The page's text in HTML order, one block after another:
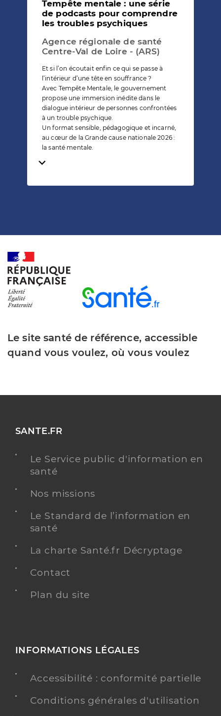
Tempête mentale : une série
de podcasts pour comprendre
les troubles psychiques
Agence régionale de santé
Centre-Val de Loire - (ARS)
Et si l’on écoutait enfin ce qui se passe à
l’intérieur d’une tête en souffrance ?
Avec Tempête Mentale, le gouvernement
propose une immersion inédite dans le
dialogue intérieur de personnes confrontées
à un trouble psychique.
Un format sensible, pédagogique et incarné,
au cœur de la Grande cause nationale 2026 :
la santé mentale.
Temps de lecture
Le site santé de référence, accessible
quand vous voulez, où vous voulez
SANTE.FR
Le Service public d'information en
santé
Nos missions
Le Standard de l’information en
santé
La charte Santé.fr Décryptage
Contact
Plan du site
INFORMATIONS LÉGALES
Accessibilité : conformité partielle
Conditions générales d'utilisation